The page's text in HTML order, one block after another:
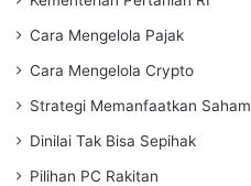
Cara Mengelola Pajak
Cara Mengelola Crypto
Strategi Memanfaatkan Saham
Dinilai Tak Bisa Sepihak
Pilihan PC Rakitan